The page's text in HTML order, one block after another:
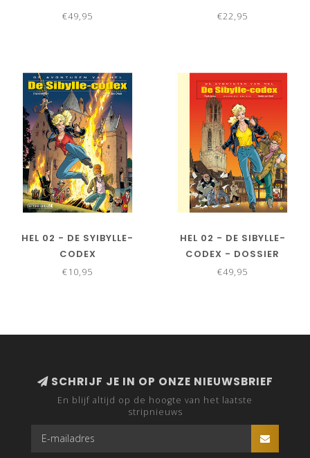
€49,95 €22,95
HEL 02 - DE SYIBYLLE-
CODEX
€10,95
HEL 02 - DE SIBYLLE-
CODEX - DOSSIER
€49,95
SCHRIJF JE IN OP ONZE NIEUWSBRIEF
En blijf altijd op de hoogte van het laatste
stripnieuws